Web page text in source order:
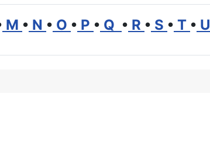
M • N • O • P • Q • R • S • T • U